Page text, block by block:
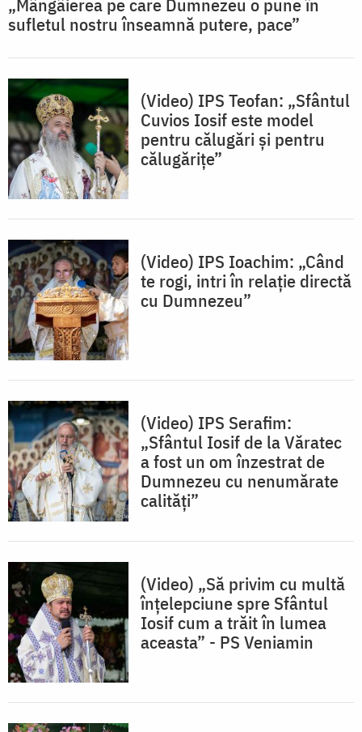
„Mângâierea pe care Dumnezeu o pune în
sufletul nostru înseamnă putere, pace”
(Video) IPS Teofan: „Sfântul
Cuvios Iosif este model
pentru călugări și pentru
călugărițe”
(Video) IPS Ioachim: „Când
te rogi, intri în relație directă
cu Dumnezeu”
(Video) IPS Serafim:
„Sfântul Iosif de la Văratec
a fost un om înzestrat de
Dumnezeu cu nenumărate
calități”
(Video) „Să privim cu multă
înțelepciune spre Sfântul
Iosif cum a trăit în lumea
aceasta” - PS Veniamin